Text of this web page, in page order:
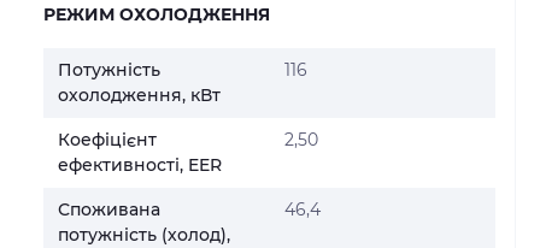
РЕЖИМ ОХОЛОДЖЕННЯ
Потужність
охолодження, кВт
116
Коефіцієнт
ефективності, EER
2,50
Споживана
потужність (холод),
46,4